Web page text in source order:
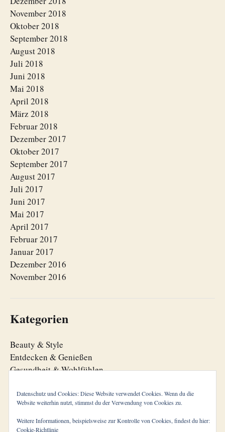
November 2018
Oktober 2018
September 2018
August 2018
Juli 2018
Juni 2018
Mai 2018
April 2018
März 2018
Februar 2018
Dezember 2017
Oktober 2017
September 2017
August 2017
Juli 2017
Juni 2017
Mai 2017
April 2017
Februar 2017
Januar 2017
Dezember 2016
November 2016
Kategorien
Beauty & Style
Entdecken & Genießen
Gesundheit & Wohlfühlen
Lebensorganisation
Zeitgeist
Datenschutz und Cookies: Diese Website verwendet Cookies. Wenn du die
Website weiterhin nutzt, stimmst du der Verwendung von Cookies zu.
Weitere Informationen, beispielsweise zur Kontrolle von Cookies, findest du hier:
Cookie-Richtlinie